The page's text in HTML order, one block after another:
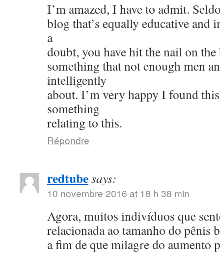
I’m amazed, I have to admit.
blog that’s equally educative and
a
doubt, you have hit the nail on the
something that not enough men
intelligently
about. I’m very happy I found
something
relating to this.
Répondre
redtubesays:
10 novembre 2016 at 18 h 38 min
Agora, muitos indivíduos que
relacionada ao tamanho do pênis
a fim de que milagre do aumento